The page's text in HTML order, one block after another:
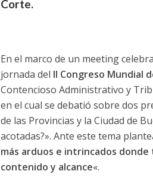
Corte.
En el marco de un meeting
jornada del II Congreso Mundial
Contencioso Administrativo y
en el cual se debatió sobre dos
de las Provincias y la Ciudad de
acotadas?». Ante este tema
más arduos e intrincados
contenido y alcance«.